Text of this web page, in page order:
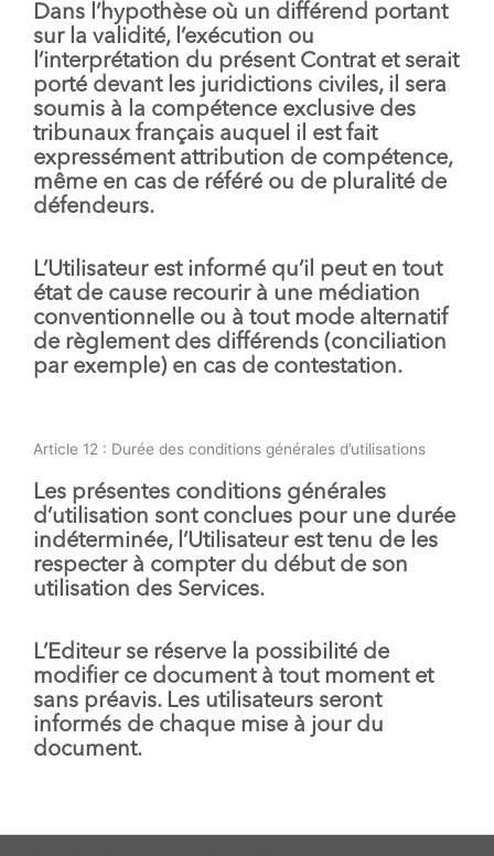
Dans l’hypothèse où un différend portant
sur la validité, l’exécution ou
l’interprétation du présent Contrat et serait
porté devant les juridictions civiles, il sera
soumis à la compétence exclusive des
tribunaux français auquel il est fait
expressément attribution de compétence,
même en cas de référé ou de pluralité de
défendeurs.
L’Utilisateur est informé qu’il peut en tout
état de cause recourir à une médiation
conventionnelle ou à tout mode alternatif
de règlement des différends (conciliation
par exemple) en cas de contestation.
Article 12 : Durée des conditions générales d’utilisations
Les présentes conditions générales
d’utilisation sont conclues pour une durée
indéterminée, l’Utilisateur est tenu de les
respecter à compter du début de son
utilisation des Services.
L’Editeur se réserve la possibilité de
modifier ce document à tout moment et
sans préavis. Les utilisateurs seront
informés de chaque mise à jour du
document.